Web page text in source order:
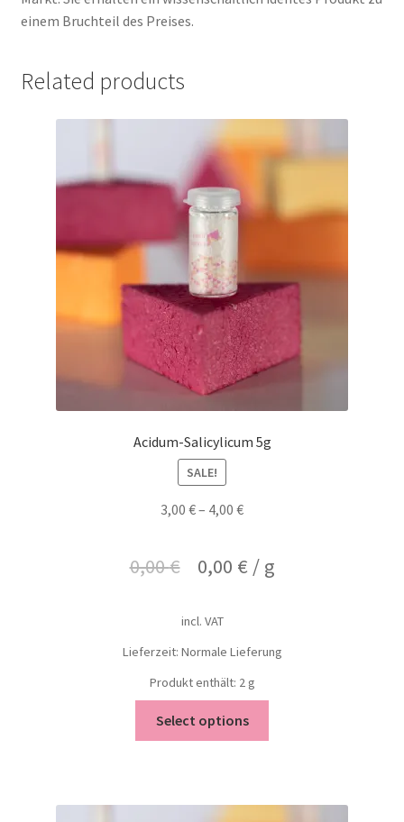
einem Bruchteil des Preises.
Related products
Acidum-Salicylicum 5g
SALE!
3,00 €– 4,00 €
0,00€ 0,00 € / g
incl. VAT
Lieferzeit: Normale Lieferung
Produkt enthält: 2g
Select options